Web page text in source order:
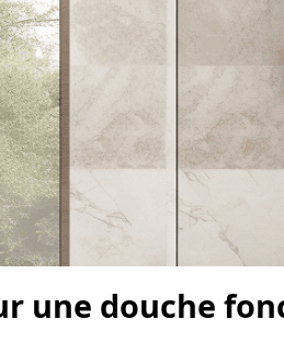
une douche